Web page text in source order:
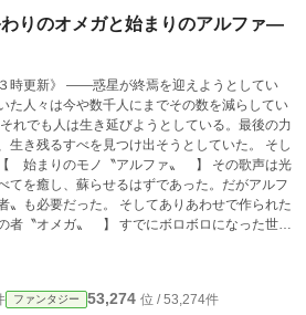
のオメガと始まりのアルファ―
３時更新》 ――惑星が終焉を迎えようとしてい
た人々は今や数千人にまでその数を減らしてい
れでも人は生き延びようとしている。最後の力
生き残るすべを見つけ出そうとしていた。 そし
始まりのモノ〝アルファ〟 】 その歌声は光
てを癒し、蘇らせるはずであった。だがアルフ
〟も必要だった。 そしてありあわせで作られた
者〝オメガ〟 】 すでにボロボロになった世界
合いながらそれぞれの役目を果たそうとする。
すぎる困難であった。 それでもオメガはアルフ
ようと〝コンサート〟を開くことを提案する。
ファンタジー 53,274 位 / 53,274件